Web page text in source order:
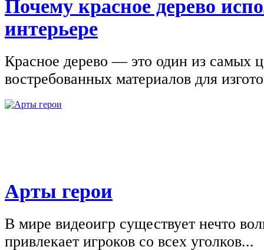
Почему красное дерево
интерьере
Красное дерево — это один из самых
востребованных материалов для
Арты герои
В мире видеоигр существует нечто
привлекает игроков со всех уголков...